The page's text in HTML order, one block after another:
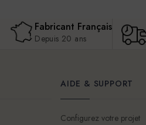
Fabricant Français
Depuis 20 ans
AIDE & SUPPORT
Configurez votre projet